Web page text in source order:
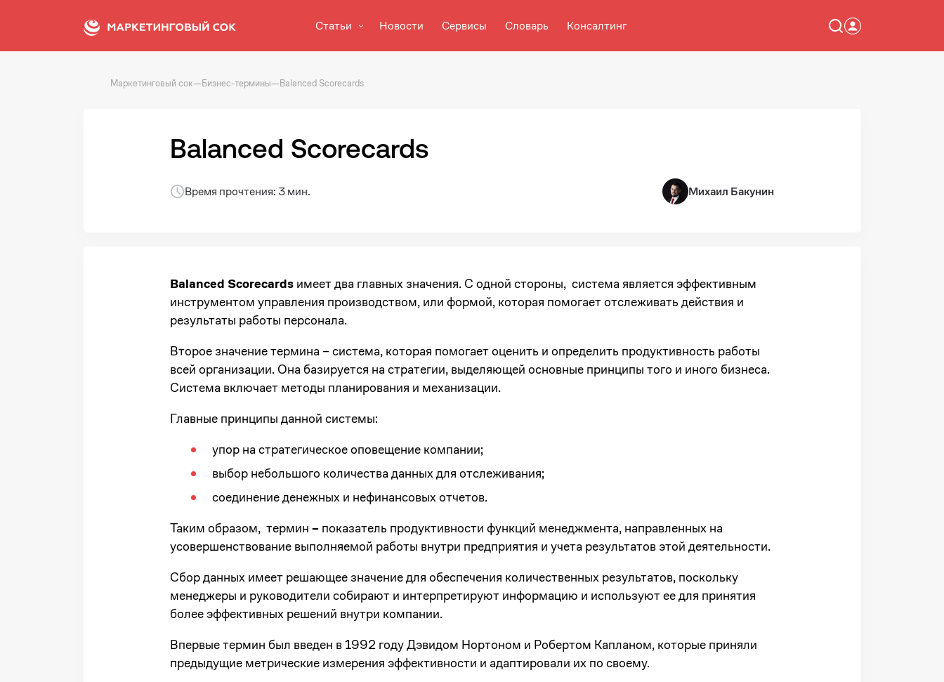
Статьи Новости Сервисы Словарь Консалтинг
Маркетинговый сок—Бизнес-термины—Balanced Scorecards
Balanced Scorecards
Время прочтения: 3 мин. Михаил Бакунин
Balanced Scorecards имеет два главных значения. С одной стороны, система является эффективным
инструментом управления производством, или формой, которая помогает отслеживать действия и
результаты работы персонала.
Второе значение термина – система, которая помогает оценить и определить продуктивность работы
всей организации. Она базируется на стратегии, выделяющей основные принципы того и иного бизнеса.
Система включает методы планирования и механизации.
Главные принципы данной системы:
упор на стратегическое оповещение компании;
выбор небольшого количества данных для отслеживания;
соединение денежных и нефинансовых отчетов.
Таким образом, термин – показатель продуктивности функций менеджмента, направленных на
усовершенствование выполняемой работы внутри предприятия и учета результатов этой деятельности.
Сбор данных имеет решающее значение для обеспечения количественных результатов, поскольку
менеджеры и руководители собирают и интерпретируют информацию и используют ее для принятия
более эффективных решений внутри компании.
Впервые термин был введен в 1992 году Дэвидом Нортоном и Робертом Капланом, которые приняли
предыдущие метрические измерения эффективности и адаптировали их по своему.